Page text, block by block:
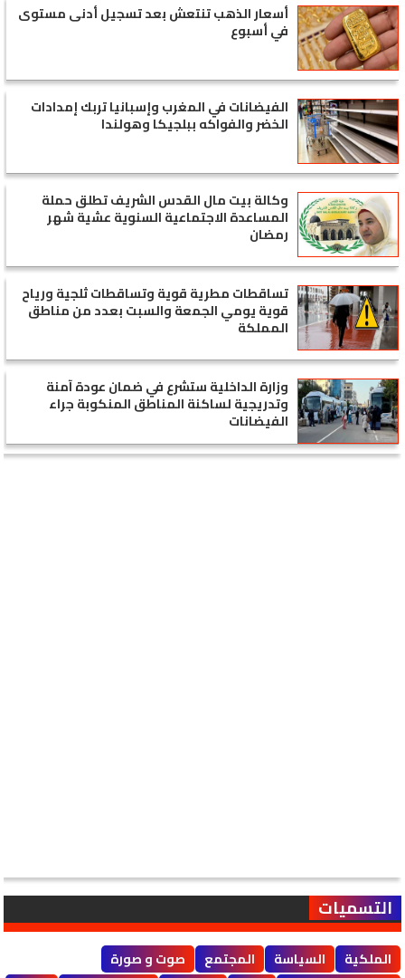
أسعار الذهب تنتعش بعد تسجيل أدنى مستوى
في أسبوع
الفيضانات في المغرب وإسبانيا تربك إمدادات
الخضر والفواكه ببلجيكا وهولندا
وكالة بيت مال القدس الشريف تطلق حملة
المساعدة الاجتماعية السنوية عشية شهر
رمضان
تساقطات مطرية قوية وتساقطات ثلجية ورياح
قوية يومي الجمعة والسبت بعدد من مناطق
المملكة
وزارة الداخلية ستشرع في ضمان عودة آمنة
وتدريجية لساكنة المناطق المنكوبة جراء
الفيضانات
التسميات
الملكية السياسة المجتمع
صوت و صورة